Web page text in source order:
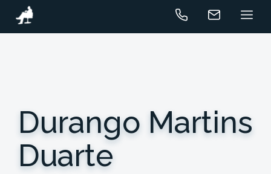
Durango Martins
Duarte